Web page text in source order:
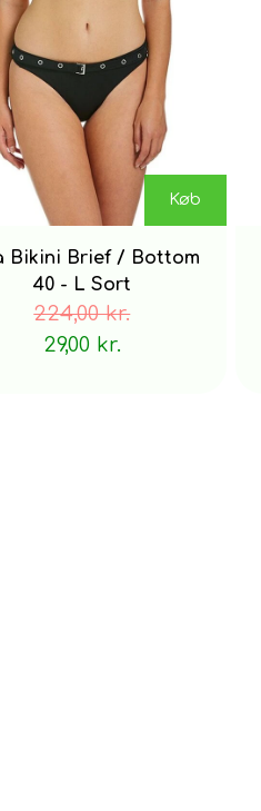
Køb
Bikini Brief / Bottom
40 - L Sort
224,00 kr.
29,00 kr.